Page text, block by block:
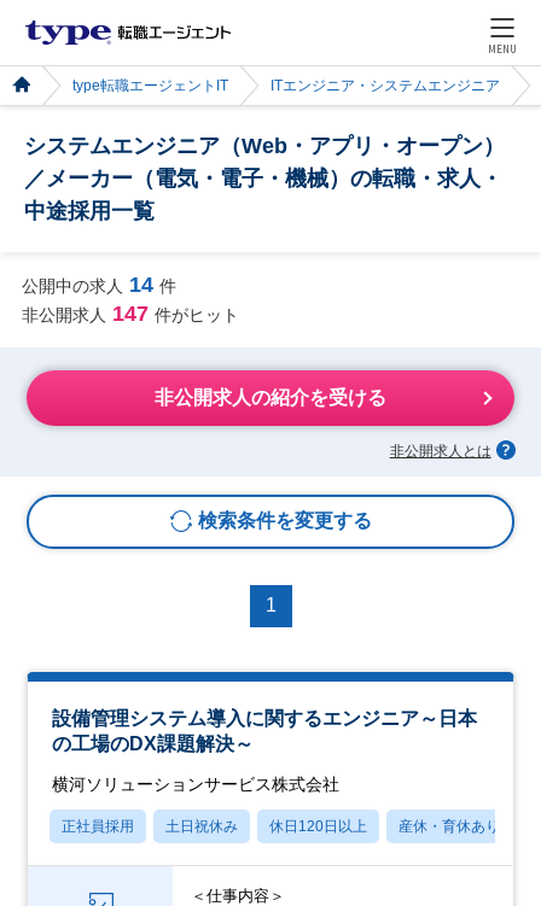
MENU
type転職エージェントIT ITエンジニア・システムエンジニア
システムエンジニア（Web・アプリ・オープン）
／メーカー（電気・電子・機械）の転職・求人・
中途採用一覧
公開中の求人 14 件
非公開求人 147 件がヒット
非公開求人の紹介を受ける
非公開求人とは
検索条件を変更する
1
設備管理システム導入に関するエンジニア～日本
の工場のDX課題解決～
横河ソリューションサービス株式会社
正社員採用 土日祝休み 休日120日以上 産休・育休あり
＜仕事内容＞